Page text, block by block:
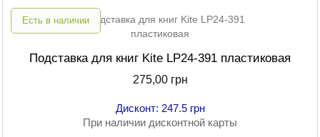
Есть в наличии
Подставка для книг Kite LP24-391 пластиковая
275,00 грн
Дисконт: 247.5 грн
При наличии дисконтной карты